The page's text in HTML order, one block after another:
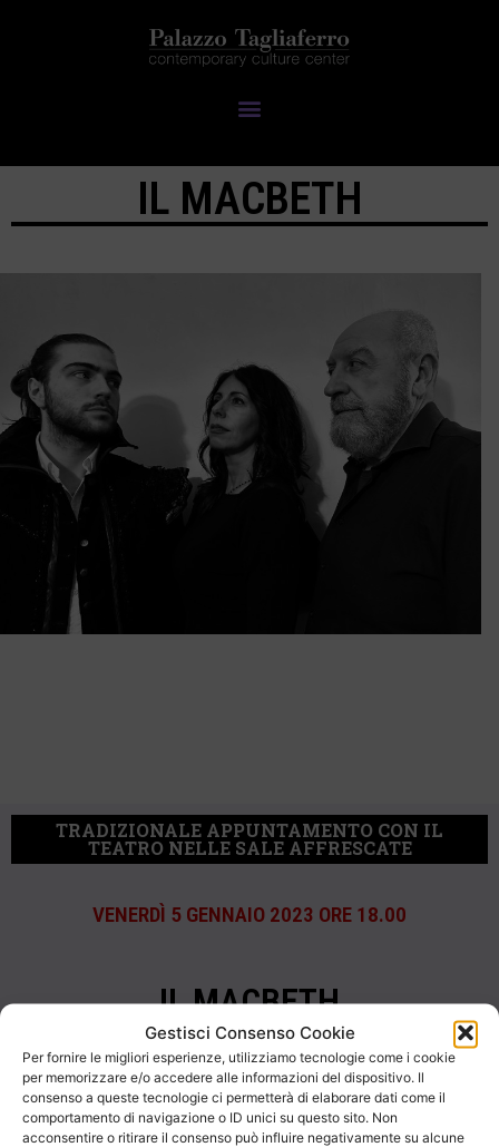
Gestisci Consenso Cookie
Per fornire le migliori esperienze, utilizziamo tecnologie come i cookie
per memorizzare e/o accedere alle informazioni del dispositivo. Il
consenso a queste tecnologie ci permetterà di elaborare dati come il
comportamento di navigazione o ID unici su questo sito. Non
acconsentire o ritirare il consenso può influire negativamente su alcune
IL MACBETH
TRADIZIONALE APPUNTAMENTO CON IL
TEATRO NELLE SALE AFFRESCATE
VENERDÌ 5 GENNAIO 2023 ORE 18.00
IL MACBETH
Pino Ronco e Amelia Conte
Testo di Pino Ronco, liberamente ispirato alla tragedia
shakespeariana